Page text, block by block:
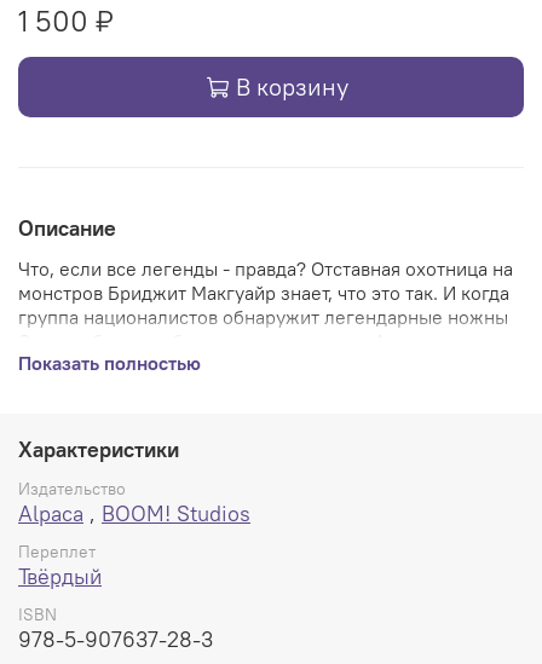
1 500 ₽
В корзину
Описание
Что, если все легенды - правда? Отставная охотница на
монстров Бриджит Макгуайр знает, что это так. И когда
группа националистов обнаружит легендарные ножны
мертвых и вернуть себе Англию, она будет
внука Дункана в смертельно опасный мир мифов и
пророчеств. Их поиски приведут к тому, что они
столкнутся с запутанной историей своей семьи,
откроют смертельные тайны прошлого Англии и
повергнут потусторонний мир в смятение, позволяя
новым легендам и персонажам появиться на свет... И
принести с собой целый мир проблем.
Мягкий переплет, 464 страницы, 245x165x24 мм
Показать полностью
Характеристики
Издательство
Alpaca , BOOM! Studios
Переплет
Твёрдый
ISBN
978-5-907637-28-3